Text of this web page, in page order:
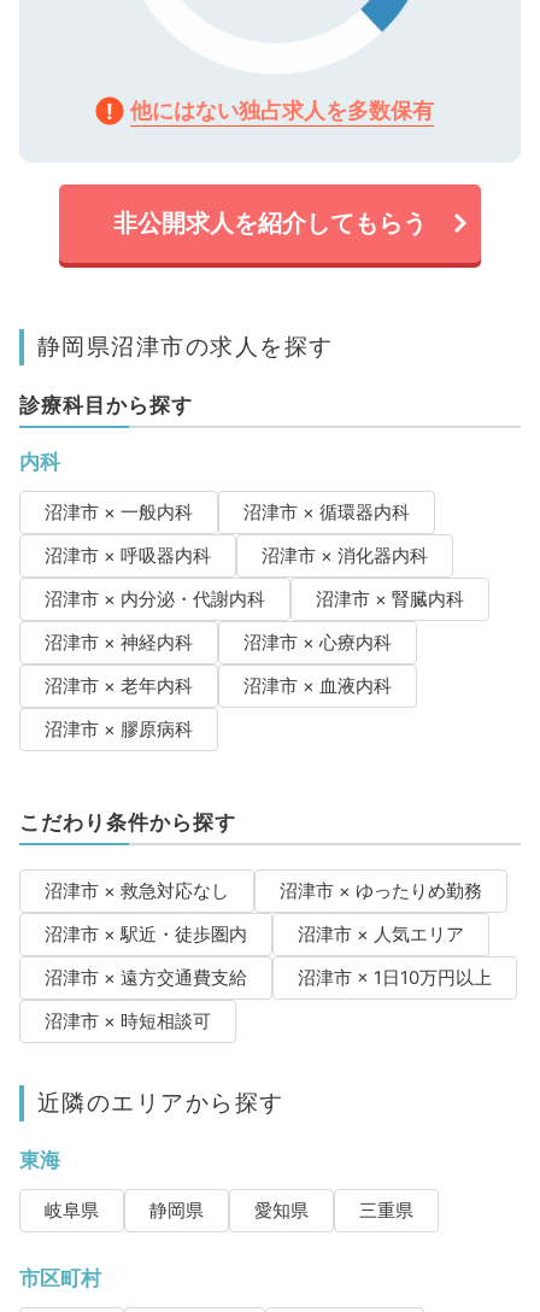
他にはない独占求人を多数保有
非公開求人を紹介してもらう
静岡県沼津市の求人を探す
診療科目から探す
内科
沼津市 × 一般内科
沼津市 × 循環器内科
沼津市 × 呼吸器内科
沼津市 × 消化器内科
沼津市 × 内分泌・代謝内科
沼津市 × 腎臓内科
沼津市 × 神経内科
沼津市 × 心療内科
沼津市 × 老年内科
沼津市 × 血液内科
沼津市 × 膠原病科
こだわり条件から探す
沼津市 × 救急対応なし
沼津市 × ゆったりめ勤務
沼津市 × 駅近・徒歩圏内
沼津市 × 人気エリア
沼津市 × 遠方交通費支給
沼津市 × 1日10万円以上
沼津市 × 時短相談可
近隣のエリアから探す
東海
岐阜県 静岡県 愛知県 三重県
市区町村